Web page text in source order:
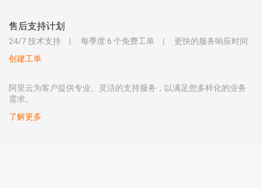
售后支持计划
24/7 技术支持 每季度 6 个免费工单
更快的服务响应时间
创建工单
阿里云为客户提供专业、灵活的支持服务，以满足您多样化的业务
需求。
了解更多